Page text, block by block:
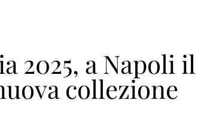
2025, a Napoli il
collezione